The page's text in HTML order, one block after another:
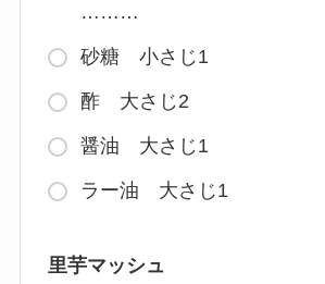
………
砂糖 小さじ1
酢 大さじ2
醤油 大さじ1
ラー油 大さじ1
里芋マッシュ